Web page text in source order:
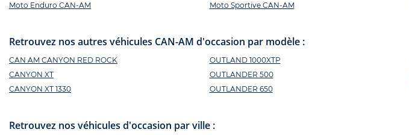
Moto Enduro CAN-AM
Moto Sportive CAN-AM
Retrouvez nos autres véhicules CAN-AM d'occasion par modèle :
CAN AM CANYON RED ROCK
CANYON XT
CANYON XT 1330
OUTLAND 1000XTP
OUTLANDER 500
OUTLANDER 650
Retrouvez nos véhicules d'occasion par ville :